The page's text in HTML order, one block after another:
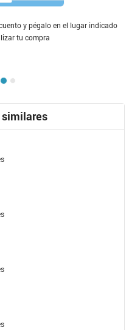
y pégalo en el lugar indicado
tu compra